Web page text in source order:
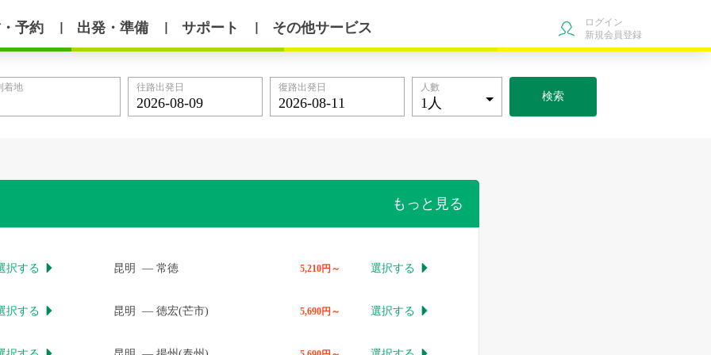
予約 出発・準備 サポート その他サービス
ログイン
新規会員登録
着地 往路出発日 復路出発日 人數
検索
もっと見る
択する  昆明 — 常徳 5,210円～ 選択する 
択する  昆明 — 徳宏(芒市) 5,690円～ 選択する 